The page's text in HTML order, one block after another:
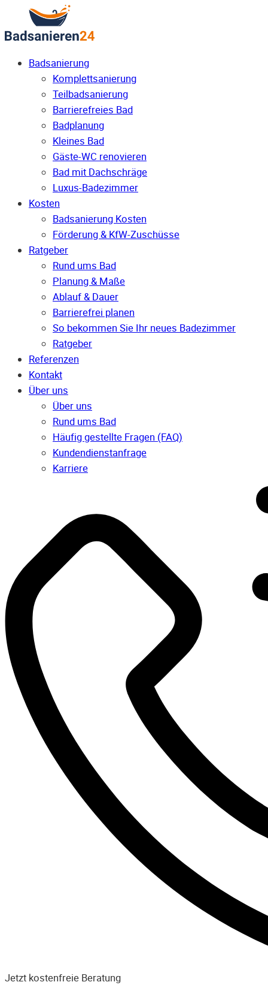
Badsanierung
Komplettsanierung
Teilbadsanierung
Barrierefreies Bad
Badplanung
Kleines Bad
Gäste-WC renovieren
Bad mit Dachschräge
Luxus-Badezimmer
Kosten
Badsanierung Kosten
Förderung & KfW-Zuschüsse
Ratgeber
Rund ums Bad
Planung & Maße
Ablauf & Dauer
Barrierefrei planen
So bekommen Sie Ihr neues Badezimmer
Ratgeber
Referenzen
Kontakt
Über uns
Über uns
Rund ums Bad
Häufig gestellte Fragen (FAQ)
Kunden­dienst­anfrage
Karriere
Jetzt kostenfreie Beratung